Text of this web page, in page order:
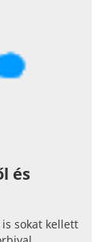
és
sokat kellett